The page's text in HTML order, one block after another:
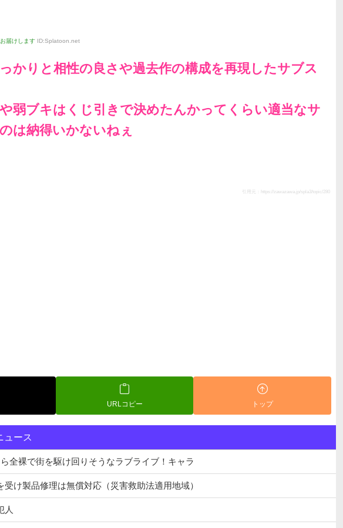
届けします ID:Splatoon.net
かりと相性の良さや過去作の構成を再現したサブス
弱ブキはくじ引きで決めたんかってくらい適当なサ
は納得いかないねぇ
引用元： https://zawazawa.jp/spla3/topic/280
URLコピー トップ
ュース
全裸で街を駆け回りそうなラブライブ！キャラ
け製品修理は無償対応（災害救助法適用地域）
人